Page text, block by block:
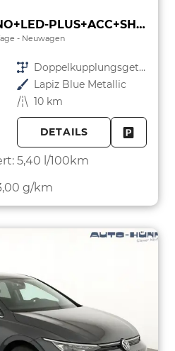
R-Line Limited PANO+LED-PLUS+ACC+SHZ+KEYLESS+KAMERA+18" ALU
Neuwagen
Getriebe
Doppelkupplungsgetriebe (DSG)
Außenfarbe Lapiz Blue Metallic
Kilometerstand 10 km
DETAILS
5,40 l/100km
g/km